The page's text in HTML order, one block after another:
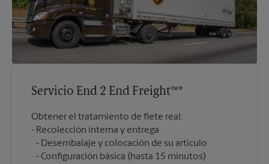
Servicio End 2 End Freight™*
Obtener el tratamiento de flete real:
Recolección interna y entrega
Desembalaje y colocación de su artículo
Configuración básica (hasta 15 minutos)